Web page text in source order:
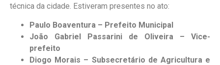
técnica da cidade. Estiveram presentes no ato:
Paulo Boaventura – Prefeito Municipal
João Gabriel Passarini de Oliveira – Vice-
prefeito
Diogo Morais – Subsecretário de Agricultura e